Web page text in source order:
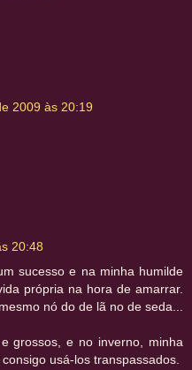
2009 às 20:19
20:48
sucesso e na minha humilde
própria na hora de amarrar.
nó do de lã no de seda...
grossos, e no inverno, minha
usá-los transpassados.